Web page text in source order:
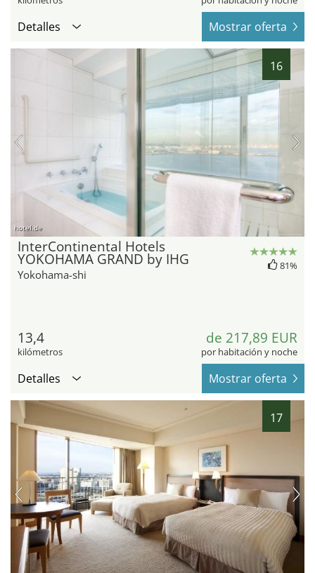
Detalles Mostrar oferta
16
hotel.de
InterContinental Hotels
YOKOHAMA GRAND by IHG
Yokohama-shi
81%
13,4
kilómetros
de 217,89 EUR
por habitación y noche
Detalles Mostrar oferta
17